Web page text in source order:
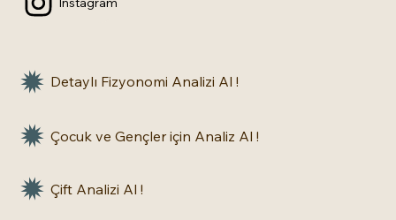
Detaylı Fizyonomi Analizi Al !
Çocuk ve Gençler için Analiz Al !
Çift Analizi Al !